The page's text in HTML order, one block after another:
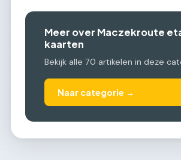
Meer over Maczekroute
kaarten
Bekijk alle 70 artikelen in deze
Naar categorie →